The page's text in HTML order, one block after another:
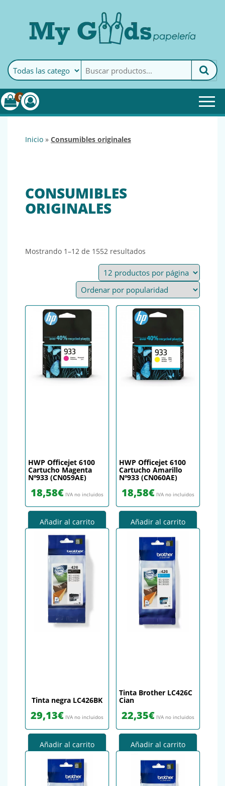
MyGoods · PapeleríaMy Goods es tu papelería
online de confianza. Podrás
encontrar todo lo necesario
0
inicio » consumibles originales
CONSUMIBLES
ORIGINALES
Mostrando 1–12 de 1552 resultados
HWP Officejet 6100
Cartucho Magenta
Nº933 (CN059AE)
18,58€ IVA no incluidos
Añadir al carrito
HWP Officejet 6100
Cartucho Amarillo
Nº933 (CN060AE)
18,58€ IVA no incluidos
Añadir al carrito
Tinta negra LC426BK
29,13€ IVA no incluidos
Añadir al carrito
Tinta Brother LC426C
Cian
22,35€ IVA no incluidos
Añadir al carrito